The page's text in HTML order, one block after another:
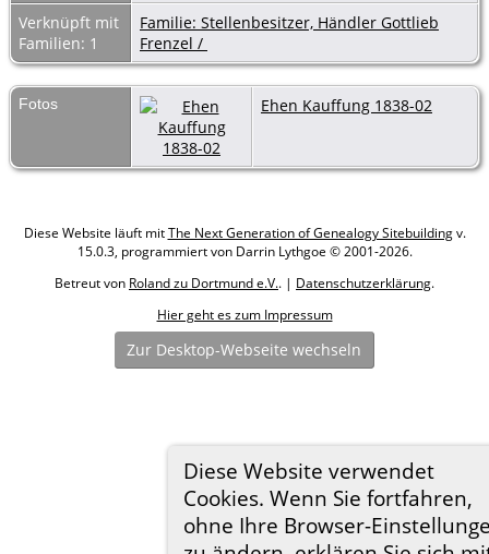
Diese Website verwendet
Cookies. Wenn Sie fortfahren,
ohne Ihre Browser-
Verknüpft mit
Familien: 1
Familie: Stellenbesitzer, Händler Gottlieb
Frenzel /
Fotos Ehen Kauffung 1838-02
Diese Website läuft mitThe Next Generation of Genealogy Sitebuildingv.
15.0.3, programmiert von Darrin Lythgoe © 2001-2026.
Betreut von Roland zu Dortmund e.V.. | Datenschutzerklärung.
Hier geht es zum Impressum
Zur Desktop-Webseite wechseln